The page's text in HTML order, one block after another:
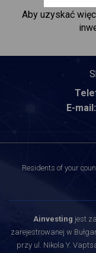
Aby uzyskać
E-mail:
Residents of your
Ainvesting jest
zarejestrowanej w
przy ul. Nikola Y.